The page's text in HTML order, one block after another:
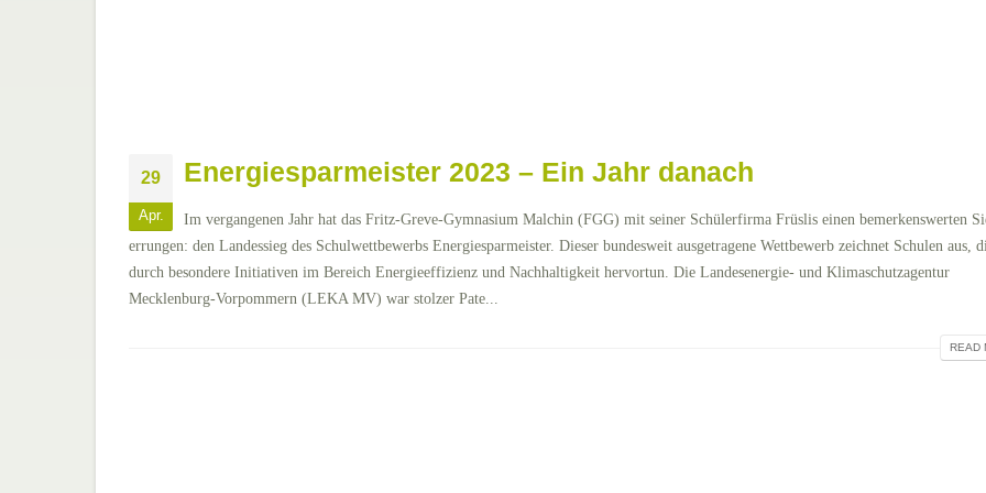
29
Apr.
Energiesparmeister 2023 – Ein Jahr danach
Im vergangenen Jahr hat das Fritz-Greve-Gymnasium Malchin (FGG) mit seiner Schülerfirma Früslis einen bemerkenswerten
errungen: den Landessieg des Schulwettbewerbs Energiesparmeister. Dieser bundesweit ausgetragene Wettbewerb zeichnet Schulen aus,
durch besondere Initiativen im Bereich Energieeffizienz und Nachhaltigkeit hervortun. Die Landesenergie- und Klimaschutzagentur
Mecklenburg-Vorpommern (LEKA MV) war stolzer Pate...
READ